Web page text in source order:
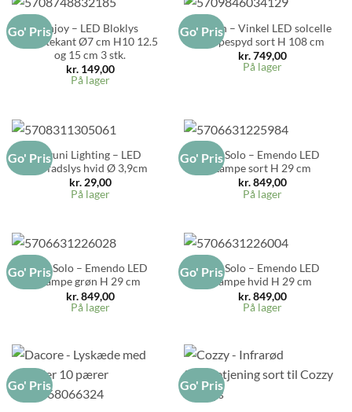
Go' PrisEnjoy – LED Bloklys
Grøftekant Ø7 cm H10 12.5
og 15 cm 3 stk.
kr.149,00
På lager
Go' Pris
Stelton – Vinkel LED solcelle
lampespyd sort H 108 cm
kr.749,00
På lager
Go' PrisUyuni Lighting – LED
fyrfadslys hvid Ø 3,9cm
kr.29,00
På lager
Go' PrisEva Solo – Emendo LED
Lampe sort H 29 cm
kr.849,00
På lager
Go' PrisEva Solo – Emendo LED
Lampe grøn H 29 cm
kr.849,00
På lager
Go' PrisEva Solo – Emendo LED
Lampe hvid H 29 cm
kr.849,00
På lager
Go' Pris Go' Pris